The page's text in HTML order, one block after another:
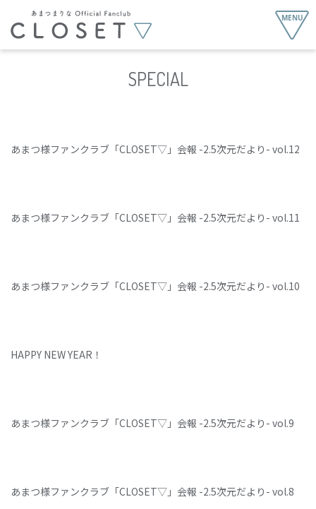
SPECIAL
あまつ様ファンクラブ「CLOSET▽」会報 -2.5次元だより- vol.12
あまつ様ファンクラブ「CLOSET▽」会報 -2.5次元だより- vol.11
あまつ様ファンクラブ「CLOSET▽」会報 -2.5次元だより- vol.10
HAPPY NEW YEAR！
あまつ様ファンクラブ「CLOSET▽」会報 -2.5次元だより- vol.9
あまつ様ファンクラブ「CLOSET▽」会報 -2.5次元だより- vol.8